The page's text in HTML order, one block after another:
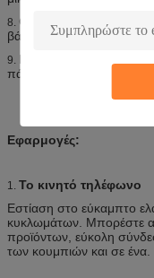
8. Chamfer υποδοχών:
βάθους: 13mm
9. Β κομμένος: Γωνία: 30
πάχος 2/3 ελάχιστο
Εφαρμογές:
1. Το κινητό τηλέφωνο
Εστίαση στο εύκαμπτο
κυκλωμάτων. Μπορέστε
προϊόντων, εύκολη
των κουμπιών και σε ένα.